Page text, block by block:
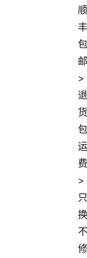
顺
丰
包
邮
>
退
货
包
运
费
>
只
换
不
修